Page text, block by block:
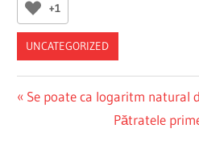
+1
UNCATEGORIZED
Post
navigation
Previous
Se poate ca logaritm natural
Next
Pătratele